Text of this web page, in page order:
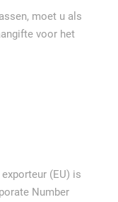
moet u als
voor het
(EU) is
Number